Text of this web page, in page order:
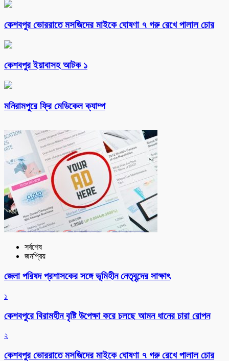
কেশবপুর ভোররাতে মসজিদের মাইকে ঘোষণা ৭ গরু রেখে পালাল চোর
কেশবপুর ইয়াবাসহ আটক ১
মনিরামপুরে ফ্রি মেডিকেল ক্যাম্প
সর্বশেষ
জনপ্রিয়
জেলা পরিষদ প্রশাসকের সঙ্গে ভূমিহীন নেতৃবৃন্দের সাক্ষাৎ
১
কেশবপুরে বিরামহীন বৃষ্টি উপেক্ষা করে চলছে আমন ধানের চারা রোপন
২
কেশবপুর ভোররাতে মসজিদের মাইকে ঘোষণা ৭ গরু রেখে পালাল চোর